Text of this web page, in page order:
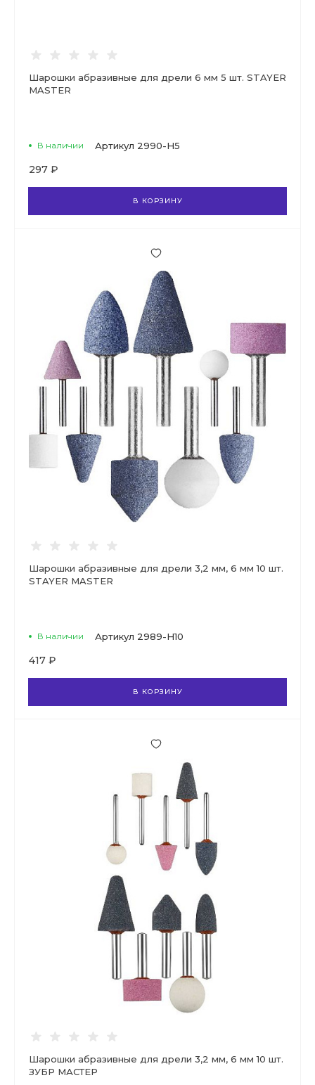
Шарошки абразивные для дрели 6 мм 5 шт. STAYER
MASTER
В наличии Артикул 2990-H5
297 ₽
В КОРЗИНУ
Шарошки абразивные для дрели 3,2 мм, 6 мм 10 шт.
STAYER MASTER
В наличии Артикул 2989-H10
417 ₽
В КОРЗИНУ
Шарошки абразивные для дрели 3,2 мм, 6 мм 10 шт.
ЗУБР МАСТЕР